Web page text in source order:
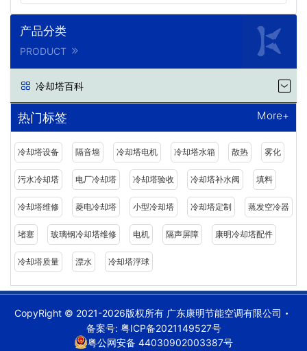
产品分类
PRODUCT
冷却塔百科
热门标签 More+
冷却塔设备 隔音墙 冷却塔电机 冷却塔水箱 散热 雾化
污水冷却塔 电厂冷却塔 冷却塔验收 冷却塔补水阀 填料
冷却塔维修 菱电冷却塔 小型冷却塔 冷却塔定制 蒸发空冷器
堵塞 玻璃钢冷却塔维修 电机 隔声屏障 康明冷却塔配件
冷却塔质量 漂水 冷却塔浮球
CopyRight © 2021-2026版权所有 广东康明节能空调有限公司
备案号: 粤ICP备2021149527号
粤公网安备 44030902003387号